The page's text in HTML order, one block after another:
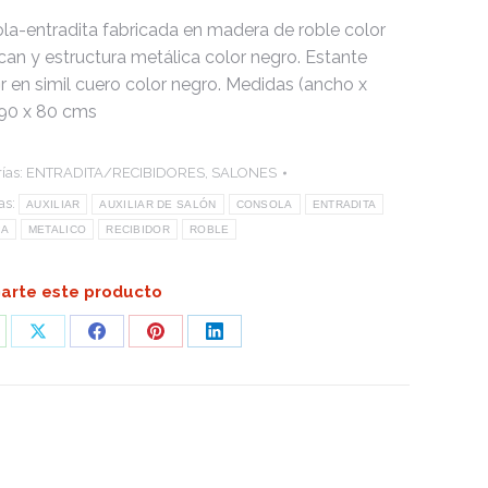
entradita fabricada en madera de roble color
y estructura metálica color negro. Estante
en simil cuero color negro. Medidas (ancho x
x 80 cms
ENTRADITA/RECIBIDORES, SALONES
AUXILIAR AUXILIAR DE SALÓN CONSOLA ENTRADITA
METALICO RECIBIDOR ROBLE
este producto
Share
Share
Share
Share